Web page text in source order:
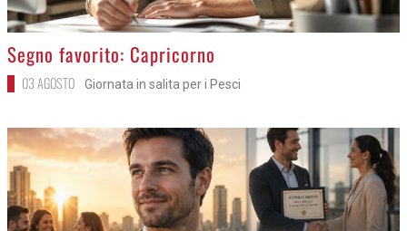
>
Segno favorito: Capricorno
03 AGOSTO Giornata in salita per i Pesci